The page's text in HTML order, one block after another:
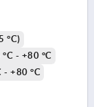
°C)
- +80 °C
- +80 °C